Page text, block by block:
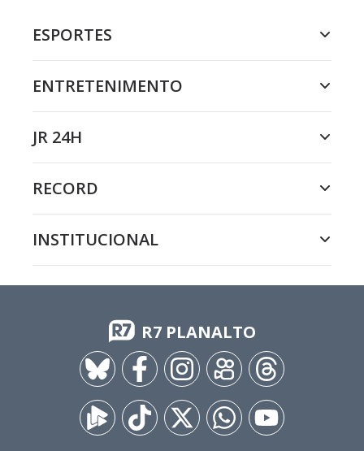
ESPORTES
ENTRETENIMENTO
JR 24H
RECORD
INSTITUCIONAL
R7 PLANALTO